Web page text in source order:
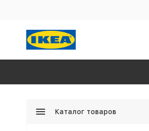
Каталог товаров